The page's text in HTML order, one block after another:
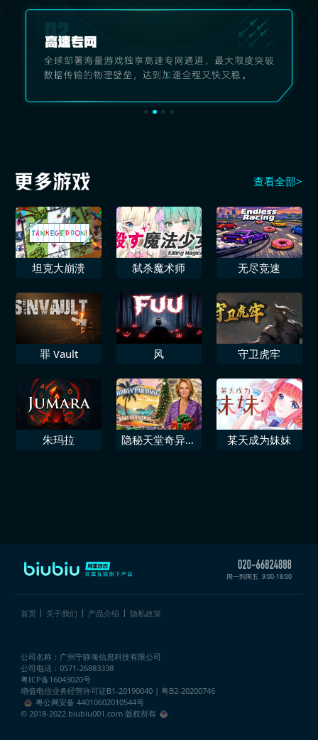
查看全部>
坦克大崩溃 弑杀魔术师 无尽竞速
罪 Vault 风 守卫虎牢
朱玛拉
隐秘天堂奇异果
某天成为妹妹
周一到周五 9:00-18:00
首页 关于我们 产品介绍 隐私政策
公司名称：广州宁静海信息科技有限公司
公司电话：0571-26883338
粤ICP备16043020号
增值电信业务经营许可证B1-20190040 | 粤B2-20200746
粤公网安备 44010602010544号
© 2018-2022 biubiu001.com 版权所有